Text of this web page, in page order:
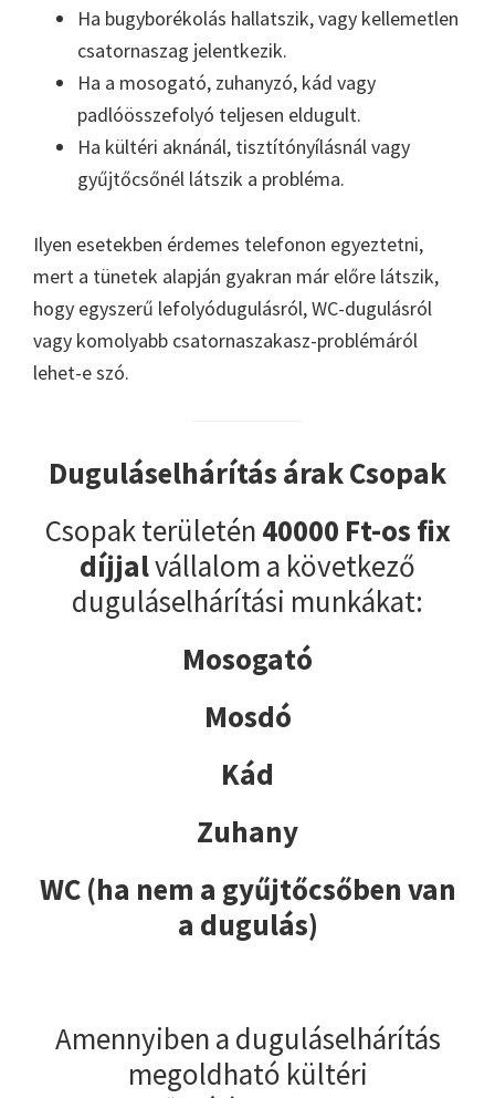
Ha bugyborékolás hallatszik, vagy kellemetlen
csatornaszag jelentkezik.
Ha a mosogató, zuhanyzó, kád vagy
padlóösszefolyó teljesen eldugult.
Ha kültéri aknánál, tisztítónyílásnál vagy
gyűjtőcsőnél látszik a probléma.
Ilyen esetekben érdemes telefonon egyeztetni,
mert a tünetek alapján gyakran már előre látszik,
hogy egyszerű lefolyódugulásról, WC-dugulásról
vagy komolyabb csatornaszakasz-problémáról
lehet-e szó.
Duguláselhárítás árak Csopak
Csopak területén 40000 Ft-os fix
díjjalvállalom a következő
duguláselhárítási munkákat:
Mosogató
Mosdó
Kád
Zuhany
WC (ha nem a gyűjtőcsőben van
a dugulás)
Amennyiben a duguláselhárítás
megoldható kültéri